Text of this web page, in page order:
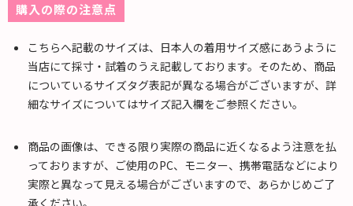
購入の際の注意点
こちらへ記載のサイズは、日本人の着用サイズ感にあうように
当店にて採寸・試着のうえ記載しております。そのため、商品
についているサイズタグ表記が異なる場合がございますが、詳
細なサイズについてはサイズ記入欄をご参照ください。
商品の画像は、できる限り実際の商品に近くなるよう注意を払
っておりますが、ご使用のPC、モニター、携帯電話などにより
実際と異なって見える場合がございますので、あらかじめご了